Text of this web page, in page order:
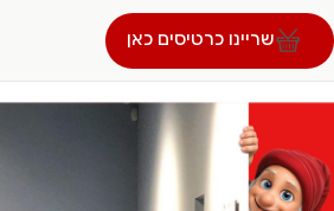
שריינו כרטיסים כאן